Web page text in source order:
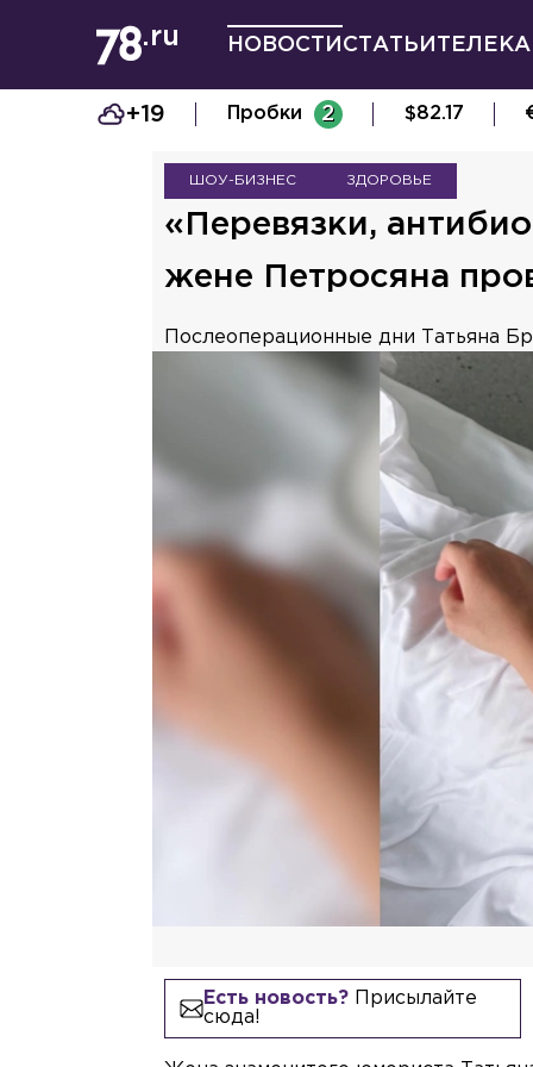
НОВОСТИ СТАТЬИ
+19 Пробки 2 $82.17
ШОУ-БИЗНЕС ЗДОРОВЬЕ
«Перевязки,
жене Петросяна
Послеоперационные дни Татьяна
Есть новость?Присылайте
сюда!